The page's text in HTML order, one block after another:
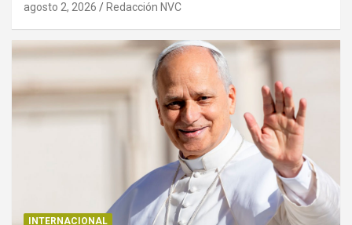
agosto 2, 2026 Redacción NVC
INTERNACIONAL